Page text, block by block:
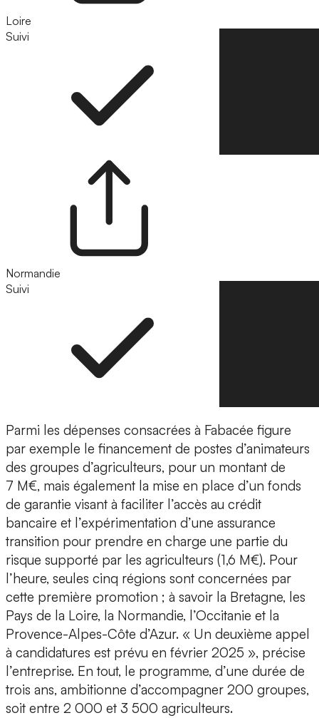
Loire
Suivi
Normandie
Suivi
Parmi les dépenses consacrées à Fabacée figure
par exemple le financement de postes d’animateurs
des groupes d’agriculteurs, pour un montant de
7 M€, mais également la mise en place d’un fonds
de garantie visant à faciliter l’accès au crédit
bancaire et l’expérimentation d’une assurance
transition pour prendre en charge une partie du
risque supporté par les agriculteurs (1,6 M€). Pour
l’heure, seules cinq régions sont concernées par
cette première promotion ; à savoir la Bretagne, les
Pays de la Loire, la Normandie, l’Occitanie et la
Provence-Alpes-Côte d’Azur. « Un deuxième appel
à candidatures est prévu en février 2025 », précise
l’entreprise. En tout, le programme, d’une durée de
trois ans, ambitionne d’accompagner 200 groupes,
soit entre 2 000 et 3 500 agriculteurs.